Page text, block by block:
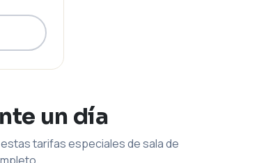
un día
tarifas especiales de sala de